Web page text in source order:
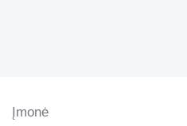
Įmonė